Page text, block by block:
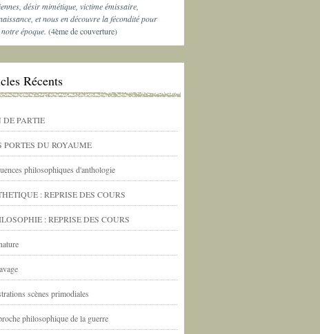
désir mimétique, victime émissaire,
et nous en découvre la fécondité pour
époque. (4ème de couverture)
Récents
DE PARTIE
PORTES DU ROYAUME
philosophiques d'anthologie
: REPRISE DES COURS
: REPRISE DES COURS
scènes primodiales
philosophique de la guerre